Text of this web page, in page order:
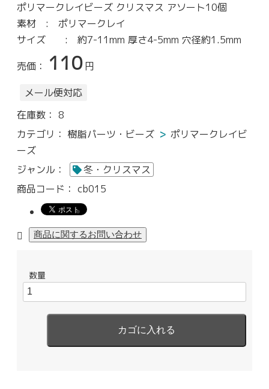
ポリマークレイビーズ クリスマス アソート10個
素材 : ポリマークレイ
サイズ : 約7-11mm 厚さ4-5mm 穴径約1.5mm
売価：
110円
メール便対応
在庫数： 8
カテゴリ： 樹脂パーツ・ビーズ
ポリマークレイビ
ーズ
ジャンル：
冬・クリスマス
商品コード： cb015
数量